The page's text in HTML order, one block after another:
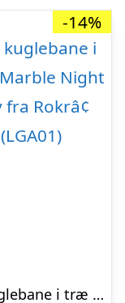
-14%
3D kuglebane i træ – Marble Night City fra Rokrâ¢ (LGA01)